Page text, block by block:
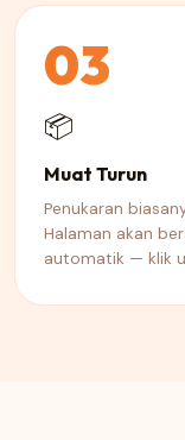
03
📦
Muat Turun
Penukaran
Halaman akan
automatik — klik